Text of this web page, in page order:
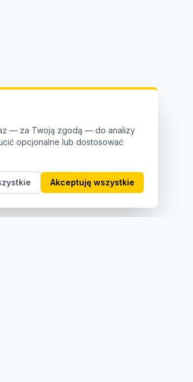
— za Twoją zgodą — do analizy
opcjonalne lub dostosować
Akceptuję wszystkie